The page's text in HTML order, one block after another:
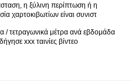
η ξύλινη περίπτωση ή η
χαρτοκιβωτίων είναι συνιστ
/ τετραγωνικά μέτρα ανά εβδομάδα
xxx ταινίες βίντεο